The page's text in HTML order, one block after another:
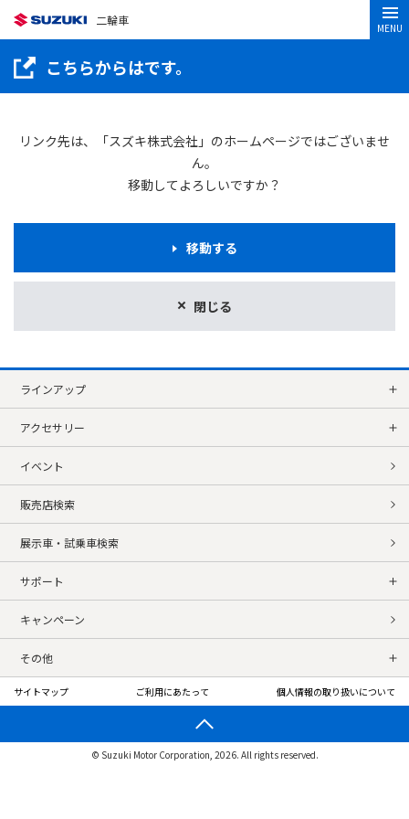
二輪車
MENU
こちらからはです。
リンク先は、「スズキ株式会社」のホームページではございませ
ん。
移動してよろしいですか？
閉じる
移動する
ラインアップ
アクセサリー
イベント
販売店検索
展示車・試乗車検索
サポート
キャンペーン
その他
サイトマップ ご利用にあたって 個人情報の取り扱いについて
© Suzuki Motor Corporation, 2026. All rights reserved.